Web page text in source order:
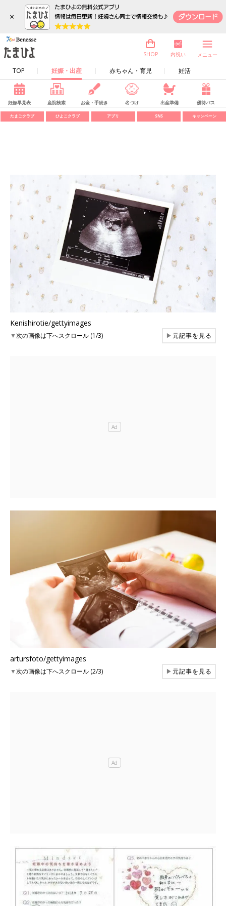
×
TOP 妊娠・出産 赤ちゃん・育児 妊活
SHOP 内祝い メニュー
妊娠早見表 産院検索 お金・手続き 名づけ 出産準備 優待パス
たまごクラブ ひよこクラブ アプリ SNS キャンペーン
Kenishirotie/gettyimages
▼次の画像は下へスクロール (1/3) ▶元記事を見る
artursfoto/gettyimages
▼次の画像は下へスクロール (2/3) ▶元記事を見る